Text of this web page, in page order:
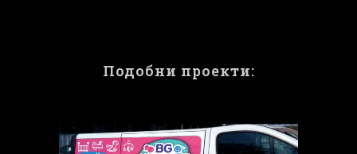
Подобни проекти: